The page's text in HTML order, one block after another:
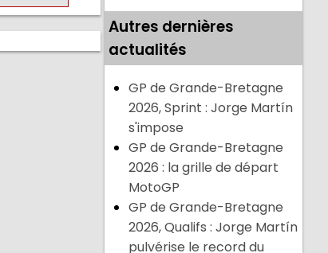
Autres dernières
actualités
GP de Grande-Bretagne
2026, Sprint : Jorge Martín
s'impose
GP de Grande-Bretagne
2026 : la grille de départ
MotoGP
GP de Grande-Bretagne
2026, Qualifs : Jorge Martín
pulvérise le record du